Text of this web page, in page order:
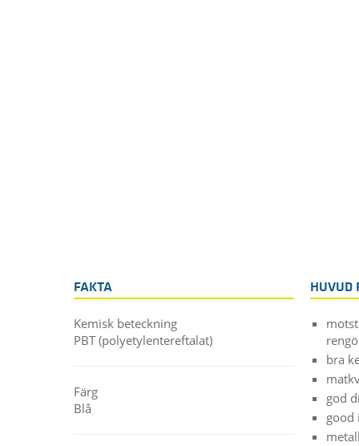
FAKTA
Kemisk beteckning
PBT (polyetylentereftalat)
Färg
Blå
HUVUD
bra
god
good